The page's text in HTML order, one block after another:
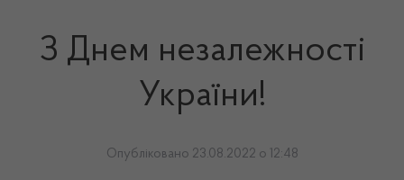
З Днем незалежності
України!
Опубліковано 23.08.2022 о 12:48